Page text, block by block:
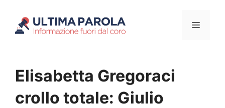
Menu
Elisabetta Gregoraci
crollo totale: Giulio